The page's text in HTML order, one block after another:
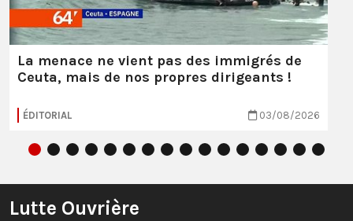
La menace ne vient pas des immigrés de
Ceuta, mais de nos propres dirigeants !
ÉDITORIAL 03/08/2026
Lutte Ouvrière